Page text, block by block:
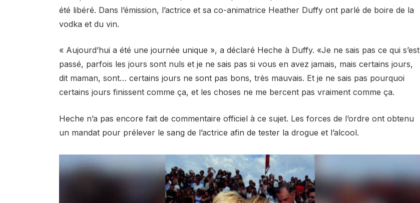
été libéré. Dans l’émission, l’actrice et sa co-animatrice Heather Duffy ont parlé de boire de la
vodka et du vin.
« Aujourd’hui a été une journée unique », a déclaré Heche à Duffy. «Je ne sais pas ce qui s’est
passé, parfois les jours sont nuls et je ne sais pas si vous en avez jamais, mais certains jours,
dit maman, sont… certains jours ne sont pas bons, très mauvais. Et je ne sais pas pourquoi
certains jours finissent comme ça, et les choses ne me bercent pas vraiment comme ça.
Heche n’a pas encore fait de commentaire officiel à ce sujet. Les forces de l’ordre ont obtenu
un mandat pour prélever le sang de l’actrice afin de tester la drogue et l’alcool.